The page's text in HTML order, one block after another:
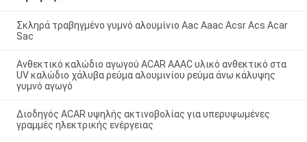
Σκληρά τραβηγμένο γυμνό αλουμίνιο Aac Aaac Acsr Acs Acar
Sac
Ανθεκτικό καλώδιο αγωγού ACAR AAAC υλικό ανθεκτικό στα
UV καλώδιο χάλυβα ρεύμα αλουμινίου ρεύμα άνω κάλυψης
γυμνό αγωγό
Διοδηγός ACAR υψηλής ακτινοβολίας για υπερυψωμένες
γραμμές ηλεκτρικής ενέργειας